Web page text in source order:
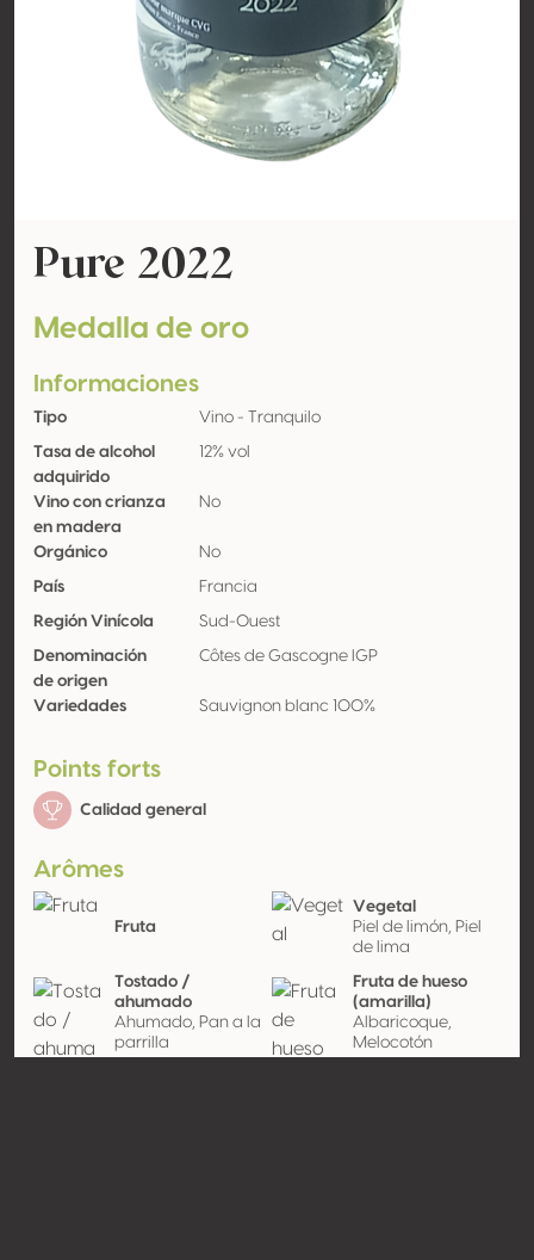
Pure 2022
Medalla de oro
Informaciones
Tipo Vino - Tranquilo
Tasa de alcohol
adquirido
12% vol
Vino con crianza
en madera
No
Orgánico No
País Francia
Región Vinícola Sud-Ouest
Denominación
de origen
Côtes de Gascogne IGP
Variedades Sauvignon blanc 100%
Points forts
Calidad general
Arômes
Fruta
Vegetal
Piel de limón, Piel
de lima
Tostado /
ahumado
Ahumado, Pan a la
parrilla
Fruta de hueso
(amarilla)
Albaricoque,
Melocotón